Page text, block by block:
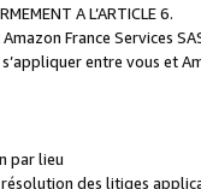
A L’ARTICLE 6.
France Services
entre vous et
par lieu
des litiges